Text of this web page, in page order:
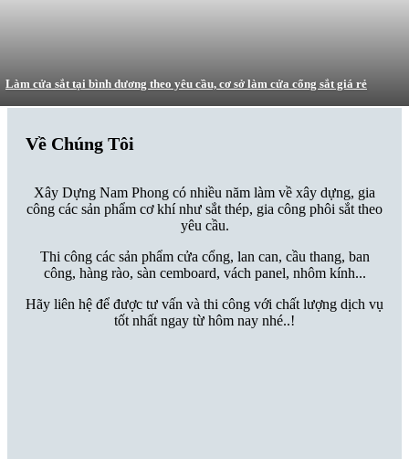
Làm cửa sắt tại bình dương theo yêu cầu, cơ sở làm cửa cổng sắt giá rẻ
Về Chúng Tôi
Xây Dựng Nam Phong có nhiều năm làm về xây dựng, gia
công các sản phẩm cơ khí như sắt thép, gia công phôi sắt theo
yêu cầu.
Thi công các sản phẩm cửa cổng, lan can, cầu thang, ban
công, hàng rào, sàn cemboard, vách panel, nhôm kính...
Hãy liên hệ để được tư vấn và thi công với chất lượng dịch vụ
tốt nhất ngay từ hôm nay nhé..!